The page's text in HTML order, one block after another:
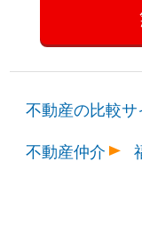
不動産の比較
不動産仲介